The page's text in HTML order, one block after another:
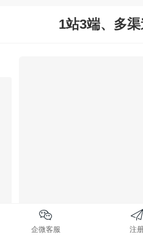
1站3端、多
手机
企微客服 注